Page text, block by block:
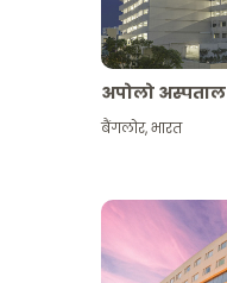
अपोलो अस्पताल
बैंगलोर,भारत